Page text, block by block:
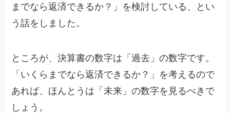
までなら返済できるか？」を検討している、とい
う話をしました。
ところが、決算書の数字は「過去」の数字です。
「いくらまでなら返済できるか？」を考えるので
あれば、ほんとうは「未来」の数字を見るべきで
しょう。